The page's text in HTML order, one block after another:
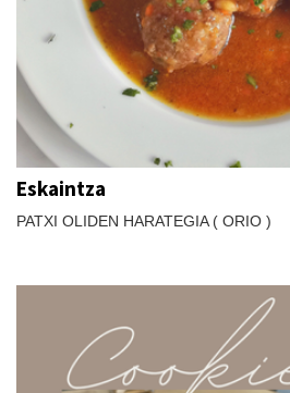
Eskaintza
PATXI OLIDEN HARATEGIA ( ORIO )